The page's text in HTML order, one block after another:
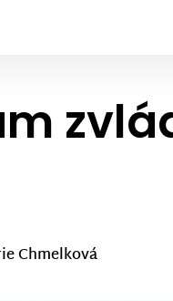
Chmelková